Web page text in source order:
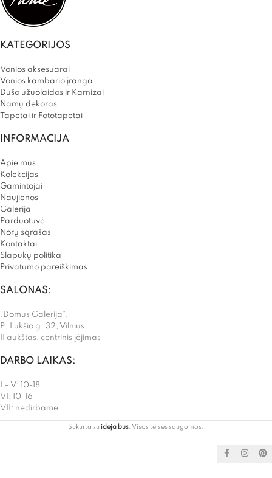
KATEGORIJOS
Vonios aksesuarai
Vonios kambario įranga
Dušo užuolaidos ir Karnizai
Namų dekoras
Tapetai ir Fototapetai
INFORMACIJA
Apie mus
Kolekcijas
Gamintojai
Naujienos
Galerija
Parduotuvė
Norų sąrašas
Kontaktai
Slapukų politika
Privatumo pareiškimas
SALONAS:
„Domus Galerija”,
P. Lukšio g. 32, Vilnius
II aukštas, centrinis įėjimas
DARBO LAIKAS:
I – V: 10-18
VI: 10-16
VII: nedirbame
Sukurta su idėja bus. Visos teisės saugomos.